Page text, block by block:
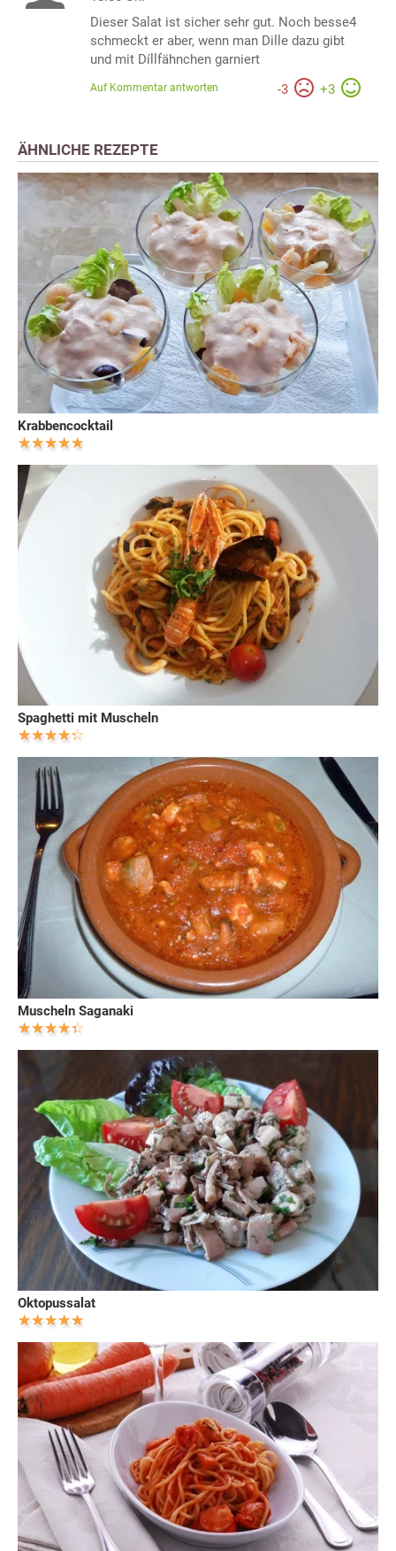
Dieser Salat ist sicher sehr gut. Noch besse4
schmeckt er aber, wenn man Dille dazu gibt
und mit Díllfähnchen garniert
-3 +3
Auf Kommentar antworten
ÄHNLICHE REZEPTE
Krabbencocktail
Spaghetti mit Muscheln
Muscheln Saganaki
Oktopussalat